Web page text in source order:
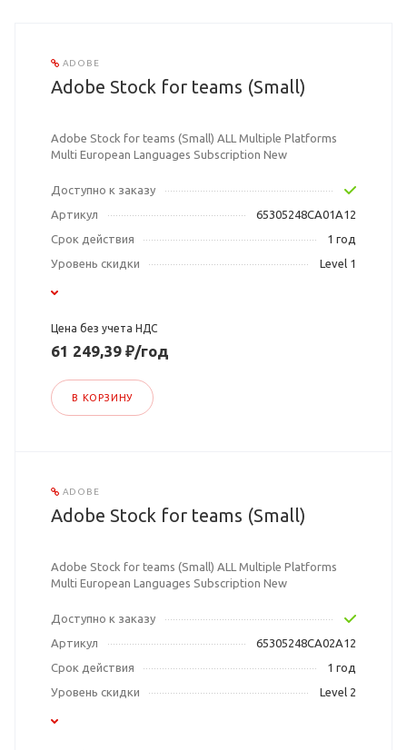
ADOBE
Adobe Stock for teams (Small)
Adobe Stock for teams (Small) ALL Multiple Platforms
Multi European Languages Subscription New
Доступно к заказу
Артикул
65305248CA01A12
Срок действия
1 год
Уровень скидки
Level 1
Цена без учета НДС
61 249,39 ₽/год
В КОРЗИНУ
ADOBE
Adobe Stock for teams (Small)
Adobe Stock for teams (Small) ALL Multiple Platforms
Multi European Languages Subscription New
Доступно к заказу
Артикул
65305248CA02A12
Срок действия
1 год
Уровень скидки
Level 2